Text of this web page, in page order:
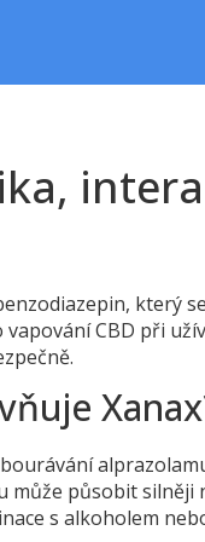
který
vapování CBD při
může působit
s alkoholem